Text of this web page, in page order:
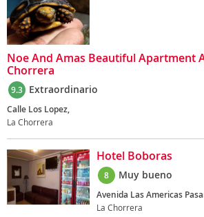
Noe And Amas Beautiful Apartment
Chorrera
9.3 Extraordinario
Calle Los Lopez,
La Chorrera
Hotel Boboras
8 Muy bueno
Avenida Las Americas
La Chorrera